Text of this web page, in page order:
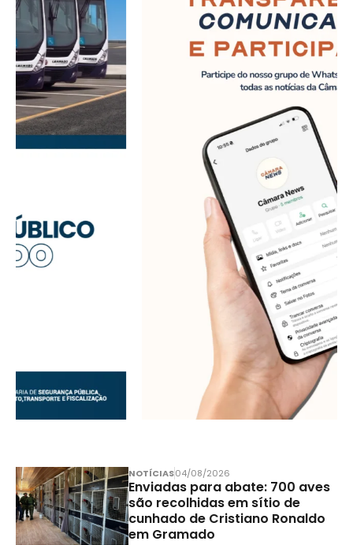
NOTÍCIAS04/08/2026
Enviadas para abate: 700 aves
são recolhidas em sítio de
cunhado de Cristiano Ronaldo
em Gramado